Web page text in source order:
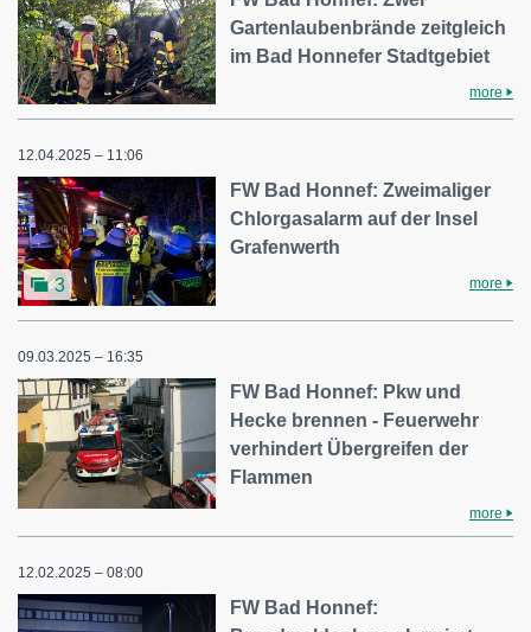
Gartenlaubenbrände zeitgleich
im Bad Honnefer Stadtgebiet
more
12.04.2025 – 11:06
3
FW Bad Honnef: Zweimaliger
Chlorgasalarm auf der Insel
Grafenwerth
more
09.03.2025 – 16:35
FW Bad Honnef: Pkw und
Hecke brennen - Feuerwehr
verhindert Übergreifen der
Flammen
more
12.02.2025 – 08:00
FW Bad Honnef: